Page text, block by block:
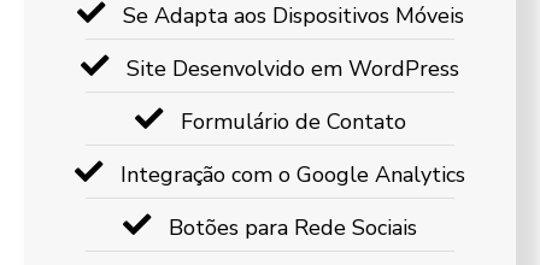
Se Adapta aos Dispositivos Móveis
Site Desenvolvido em WordPress
Formulário de Contato
Integração com o Google Analytics
Botões para Rede Sociais